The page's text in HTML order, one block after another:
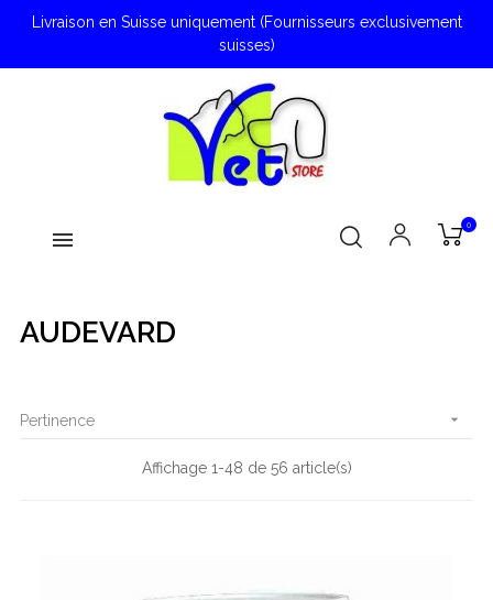
Livraison en Suisse uniquement (Fournisseurs exclusivement
suisses)
0
AUDEVARD
Pertinence 
Affichage 1-48 de 56 article(s)